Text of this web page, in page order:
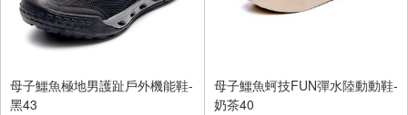
母子鱷魚極地男護趾戶外機能鞋-
黑43
母子鱷魚蚵技FUN彈水陸動動鞋-
奶茶40